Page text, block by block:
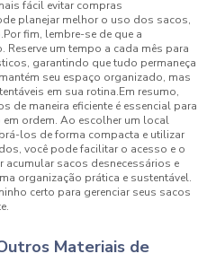
fácil evitar compras
planejar melhor o uso dos sacos,
fim, lembre-se de que a
um tempo a cada mês para
garantindo que tudo permaneça
seu espaço organizado, mas
em sua rotina.Em resumo,
de maneira eficiente é essencial para
ordem. Ao escolher um local
los de forma compacta e utilizar
você pode facilitar o acesso e o
sacos desnecessários e
organização prática e sustentável.
certo para gerenciar seus sacos
Materiais de